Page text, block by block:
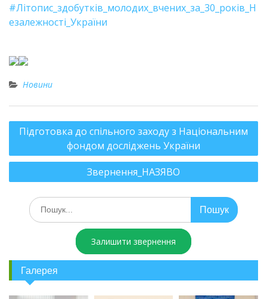
#Літопис_здобутків_молодих_вчених_за_30_років_Н
езалежності_України
Новини
Підготовка до спільного заходу з Національним
фондом досліджень України
Звернення_НАЗЯВО
Залишити звернення
Галерея